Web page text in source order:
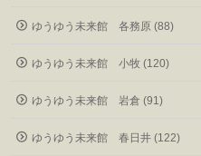
ゆうゆう未来館 各務原 (88)
ゆうゆう未来館 小牧 (120)
ゆうゆう未来館 岩倉 (91)
ゆうゆう未来館 春日井 (122)